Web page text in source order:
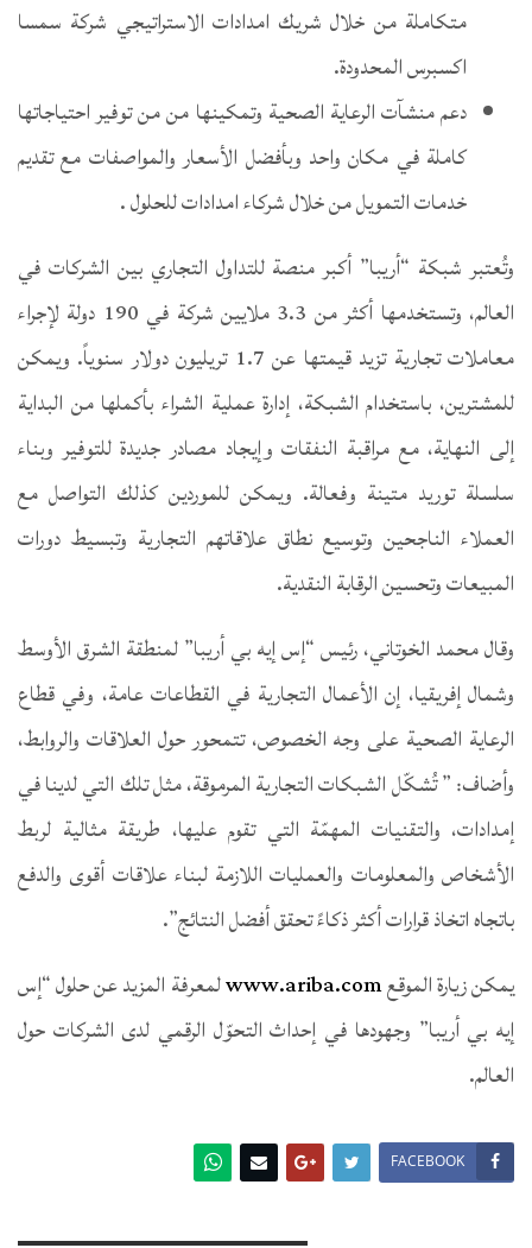
متكاملة من خلال شريك امدادات الاستراتيجي شركة سمسا
اكسبرس المحدودة.
دعم منشآت الرعاية الصحية وتمكينها من من توفير احتياجاتها
كاملة في مكان واحد وبأفضل الأسعار والمواصفات مع تقديم
خدمات التمويل من خلال شركاء امدادات للحلول .
وتُعتبر شبكة “أريبا” أكبر منصة للتداول التجاري بين الشركات في
العالم، وتستخدمها أكثر من 3.3 ملايين شركة في 190 دولة لإجراء
معاملات تجارية تزيد قيمتها عن 1.7 تريليون دولار سنوياً. ويمكن
للمشترين، باستخدام الشبكة، إدارة عملية الشراء بأكملها من البداية
إلى النهاية، مع مراقبة النفقات وإيجاد مصادر جديدة للتوفير وبناء
سلسلة توريد متينة وفعالة. ويمكن للموردين كذلك التواصل مع
العملاء الناجحين وتوسيع نطاق علاقاتهم التجارية وتبسيط دورات
المبيعات وتحسين الرقابة النقدية.
وقال محمد الخوتاني، رئيس “إس إيه بي أريبا” لمنطقة الشرق الأوسط
وشمال إفريقيا، إن الأعمال التجارية في القطاعات عامة، وفي قطاع
الرعاية الصحية على وجه الخصوص، تتمحور حول العلاقات والروابط،
وأضاف: ” تُشكّل الشبكات التجارية المرموقة، مثل تلك التي لدينا في
إمدادات، والتقنيات المهمّة التي تقوم عليها، طريقة مثالية لربط
الأشخاص والمعلومات والعمليات اللازمة لبناء علاقات أقوى والدفع
باتجاه اتخاذ قرارات أكثر ذكاءً تحقق أفضل النتائج”.
يمكن زيارة الموقعwww.ariba.comلمعرفة المزيد عن حلول “إس
إيه بي أريبا” وجهودها في إحداث التحوّل الرقمي لدى الشركات حول
العالم.
FACEBOOK